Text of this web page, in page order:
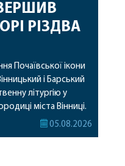
РІЗДВА
Почаївської ікони
і Барський
літургію у
міста Вінниці.
співслужили05.08.2026